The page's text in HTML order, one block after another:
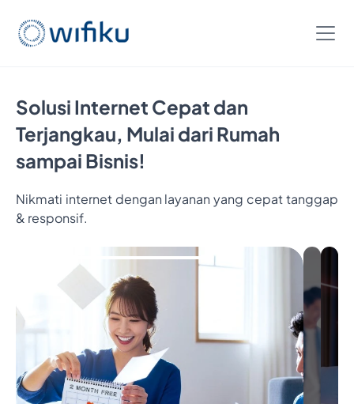
Solusi Internet Cepat dan
Terjangkau, Mulai dari Rumah
sampai Bisnis!
Nikmati internet dengan layanan yang cepat tanggap
& responsif.